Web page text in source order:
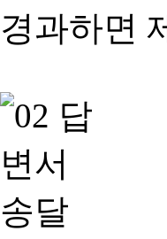
경과하면